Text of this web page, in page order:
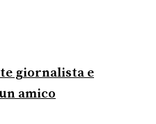
giornalista e
amico